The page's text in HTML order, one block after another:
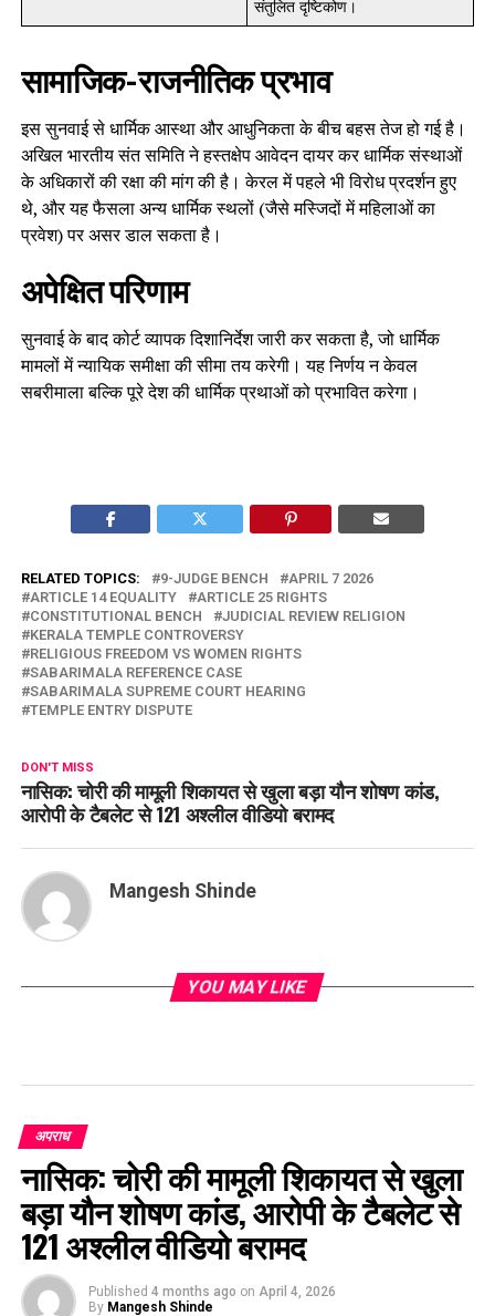
संतुलित दृष्टिकोण।
सामाजिक-राजनीतिक प्रभाव
इस सुनवाई से धार्मिक आस्था और आधुनिकता के बीच बहस तेज हो गई है।
अखिल भारतीय संत समिति ने हस्तक्षेप आवेदन दायर कर धार्मिक संस्थाओं
के अधिकारों की रक्षा की मांग की है। केरल में पहले भी विरोध प्रदर्शन हुए
थे, और यह फैसला अन्य धार्मिक स्थलों (जैसे मस्जिदों में महिलाओं का
प्रवेश) पर असर डाल सकता है।
अपेक्षित परिणाम
सुनवाई के बाद कोर्ट व्यापक दिशानिर्देश जारी कर सकता है, जो धार्मिक
मामलों में न्यायिक समीक्षा की सीमा तय करेगी। यह निर्णय न केवल
सबरीमाला बल्कि पूरे देश की धार्मिक प्रथाओं को प्रभावित करेगा।
RELATED TOPICS: 9-JUDGE BENCH
APRIL 7 2026
ARTICLE 14 EQUALITY
ARTICLE 25 RIGHTS
CONSTITUTIONAL BENCH
JUDICIAL REVIEW RELIGION
KERALA TEMPLE CONTROVERSY
RELIGIOUS FREEDOM VS WOMEN RIGHTS
SABARIMALA REFERENCE CASE
SABARIMALA SUPREME COURT HEARING
TEMPLE ENTRY DISPUTE
DON'T MISS
नासिक: चोरी की मामूली शिकायत से खुला बड़ा यौन शोषण कांड,
आरोपी के टैबलेट से 121 अश्लील वीडियो बरामद
Mangesh Shinde
YOU MAY LIKE
अपराध
नासिक: चोरी की मामूली शिकायत से खुला
बड़ा यौन शोषण कांड, आरोपी के टैबलेट से
121 अश्लील वीडियो बरामद
Published 4 months ago on April 4, 2026
By Mangesh Shinde